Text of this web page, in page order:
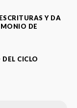
Y DA
DE
CICLO